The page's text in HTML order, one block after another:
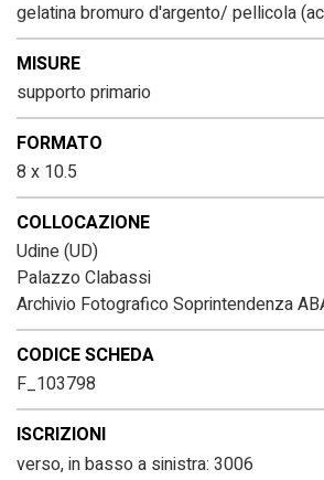
gelatina bromuro d'argento/ pellicola
MISURE
supporto primario
FORMATO
8 x 10.5
COLLOCAZIONE
Udine (UD)
Palazzo Clabassi
Archivio Fotografico Soprintendenza
CODICE SCHEDA
F_103798
ISCRIZIONI
verso, in basso a sinistra: 3006